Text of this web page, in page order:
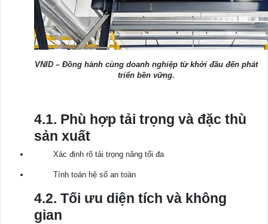
VNID – Đồng hành cùng doanh nghiệp từ khởi đầu đến phát
triển bền vững.
4.1. Phù hợp tải trọng và đặc thù
sản xuất
Xác định rõ tải trọng nâng tối đa
Tính toán hệ số an toàn
4.2. Tối ưu diện tích và không
gian